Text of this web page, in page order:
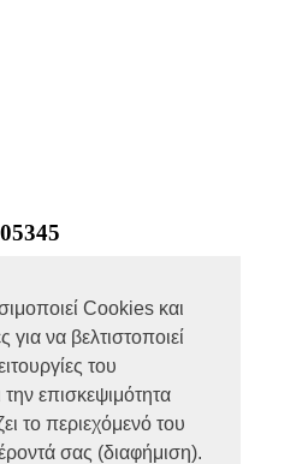
Cookies και
για να βελτιστοποιεί
του
επισκεψιμότητα
το περιεχόμενό του
σας (διαφήμιση).